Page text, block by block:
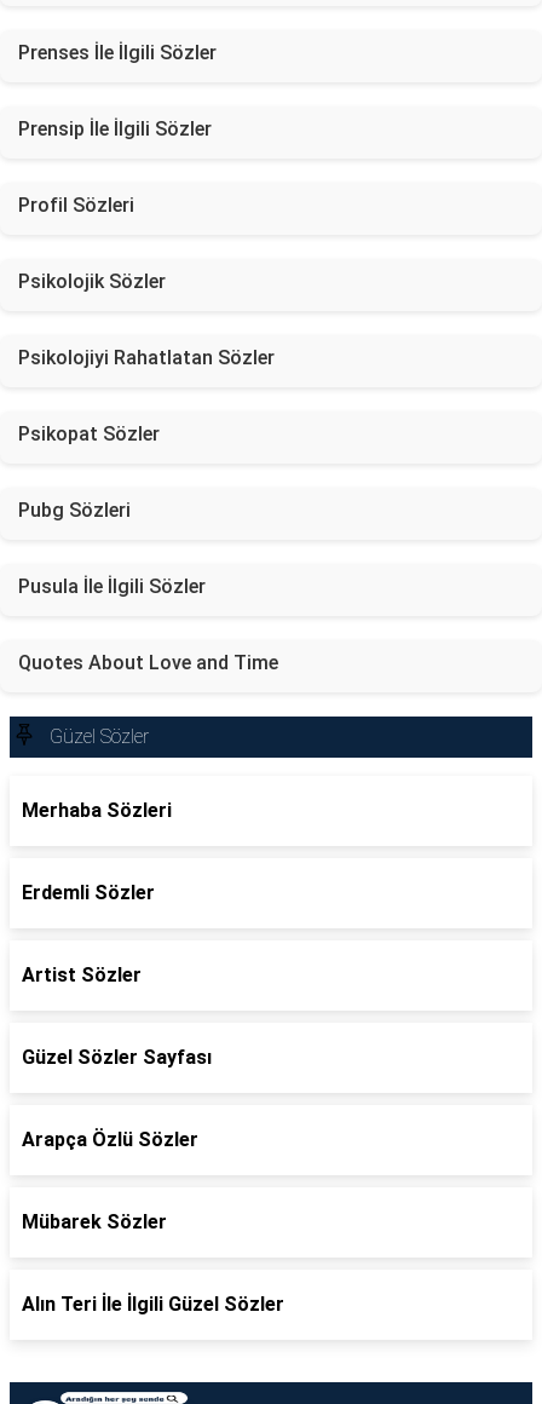
Prenses İle İlgili Sözler
Prensip İle İlgili Sözler
Profil Sözleri
Psikolojik Sözler
Psikolojiyi Rahatlatan Sözler
Psikopat Sözler
Pubg Sözleri
Pusula İle İlgili Sözler
Quotes About Love and Time
Güzel Sözler
Merhaba Sözleri
Erdemli Sözler
Artist Sözler
Güzel Sözler Sayfası
Arapça Özlü Sözler
Mübarek Sözler
Alın Teri İle İlgili Güzel Sözler